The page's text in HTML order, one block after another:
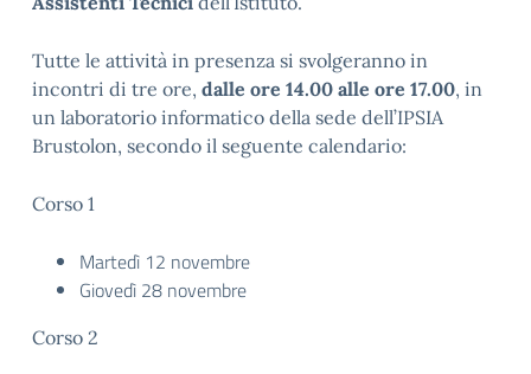
Tutte le attività in presenza si svolgeranno in
incontri di tre ore, dalle ore 14.00 alle ore 17.00, in
un laboratorio informatico della sede dell’IPSIA
Brustolon, secondo il seguente calendario:
Corso 1
Martedì 12 novembre
Giovedì 28 novembre
Corso 2